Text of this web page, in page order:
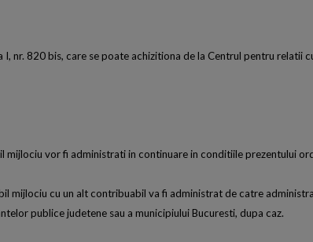
nr. 820 bis, care se poate achizitiona de la Centrul pentru relatii
vor fi administrati in continuare in conditiile prezentului
mijlociu cu un alt contribuabil va fi administrat de catre
publice judetene sau a municipiului Bucuresti, dupa caz.